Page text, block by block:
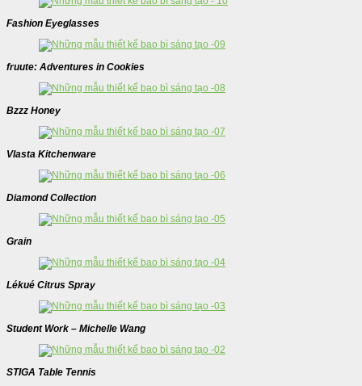
Fashion Eyeglasses
fruute: Adventures in Cookies
Bzzz Honey
Vlasta Kitchenware
Diamond Collection
Grain
Lékué Citrus Spray
Student Work – Michelle Wang
STIGA Table Tennis